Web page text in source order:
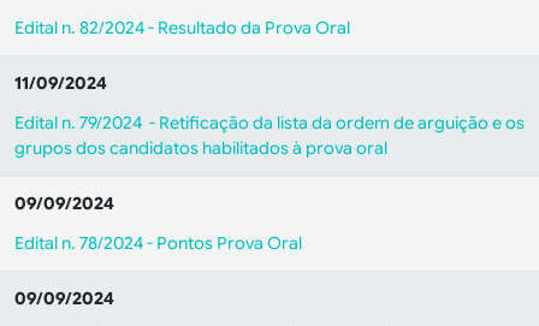
Edital n. 82/2024 - Resultado da Prova Oral
11/09/2024
Edital n. 79/2024 - Retificação da lista da ordem de arguição e os
grupos dos candidatos habilitados à prova oral
09/09/2024
Edital n. 78/2024 - Pontos Prova Oral
09/09/2024